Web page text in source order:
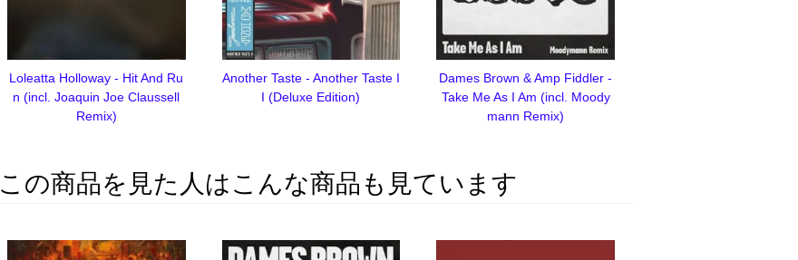
Loleatta Holloway - Hit And Ru
n (incl. Joaquin Joe Claussell
Remix)
Another Taste - Another Taste I
I (Deluxe Edition)
Dames Brown & Amp Fiddler -
Take Me As I Am (incl. Moody
mann Remix)
この商品を見た人はこんな商品も見ています